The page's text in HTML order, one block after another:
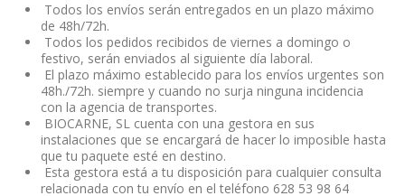
Todos los envíos serán entregados en un plazo máximo
de 48h/72h.
Todos los pedidos recibidos de viernes a domingo o
festivo, serán enviados al siguiente día laboral.
El plazo máximo establecido para los envíos urgentes son
48h./72h. siempre y cuando no surja ninguna incidencia
con la agencia de transportes.
BIOCARNE, SL cuenta con una gestora en sus
instalaciones que se encargará de hacer lo imposible hasta
que tu paquete esté en destino.
Esta gestora está a tu disposición para cualquier consulta
relacionada con tu envío en el teléfono 628 53 98 64